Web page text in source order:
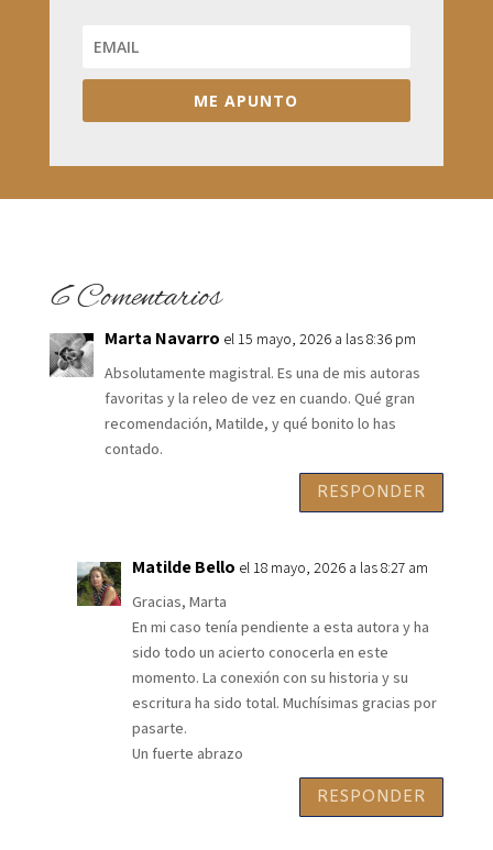
ME APUNTO
6 Comentarios
Marta Navarro el 15 mayo, 2026 a las 8:36 pm
Absolutamente magistral. Es una de mis autoras
favoritas y la releo de vez en cuando. Qué gran
recomendación, Matilde, y qué bonito lo has
contado.
RESPONDER
Matilde Bello el 18 mayo, 2026 a las 8:27 am
Gracias, Marta
En mi caso tenía pendiente a esta autora y ha
sido todo un acierto conocerla en este
momento. La conexión con su historia y su
escritura ha sido total. Muchísimas gracias por
pasarte.
Un fuerte abrazo
RESPONDER